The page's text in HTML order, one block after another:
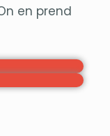
en prend